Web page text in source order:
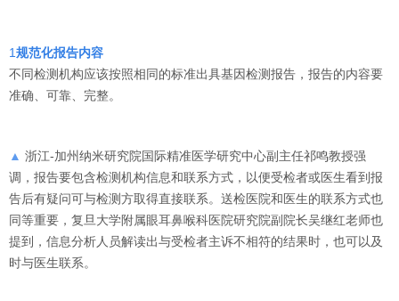
1规范化报告内容
不同检测机构应该按照相同的标准出具基因检测报告，报告的内容要
准确、可靠、完整。
▲ 浙江-加州纳米研究院国际精准医学研究中心副主任祁鸣教授强
调，报告要包含检测机构信息和联系方式，以便受检者或医生看到报
告后有疑问可与检测方取得直接联系。送检医院和医生的联系方式也
同等重要，复旦大学附属眼耳鼻喉科医院研究院副院长吴继红老师也
提到，信息分析人员解读出与受检者主诉不相符的结果时，也可以及
时与医生联系。